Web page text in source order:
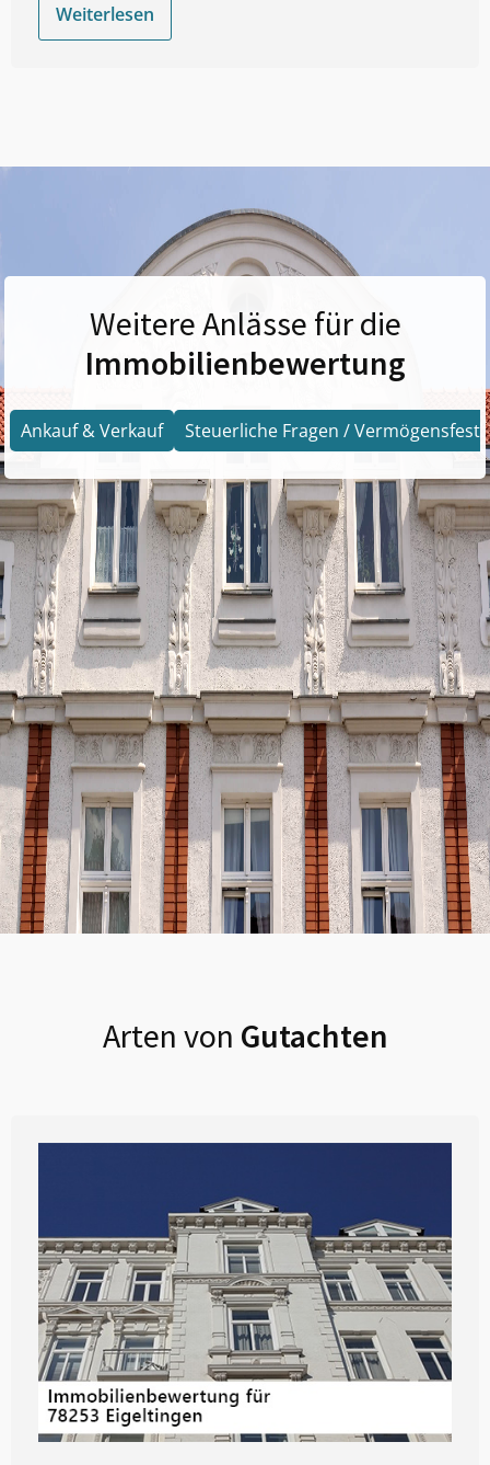
Weiterlesen
Weitere Anlässe für die
Immobilienbewertung
Ankauf & Verkauf Steuerliche Fragen /
Arten von Gutachten